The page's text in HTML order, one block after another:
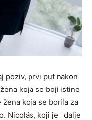
poziv, prvi put nakon
koja se boji istine
žena koja se borila za
Nicolás, koji je i dalje